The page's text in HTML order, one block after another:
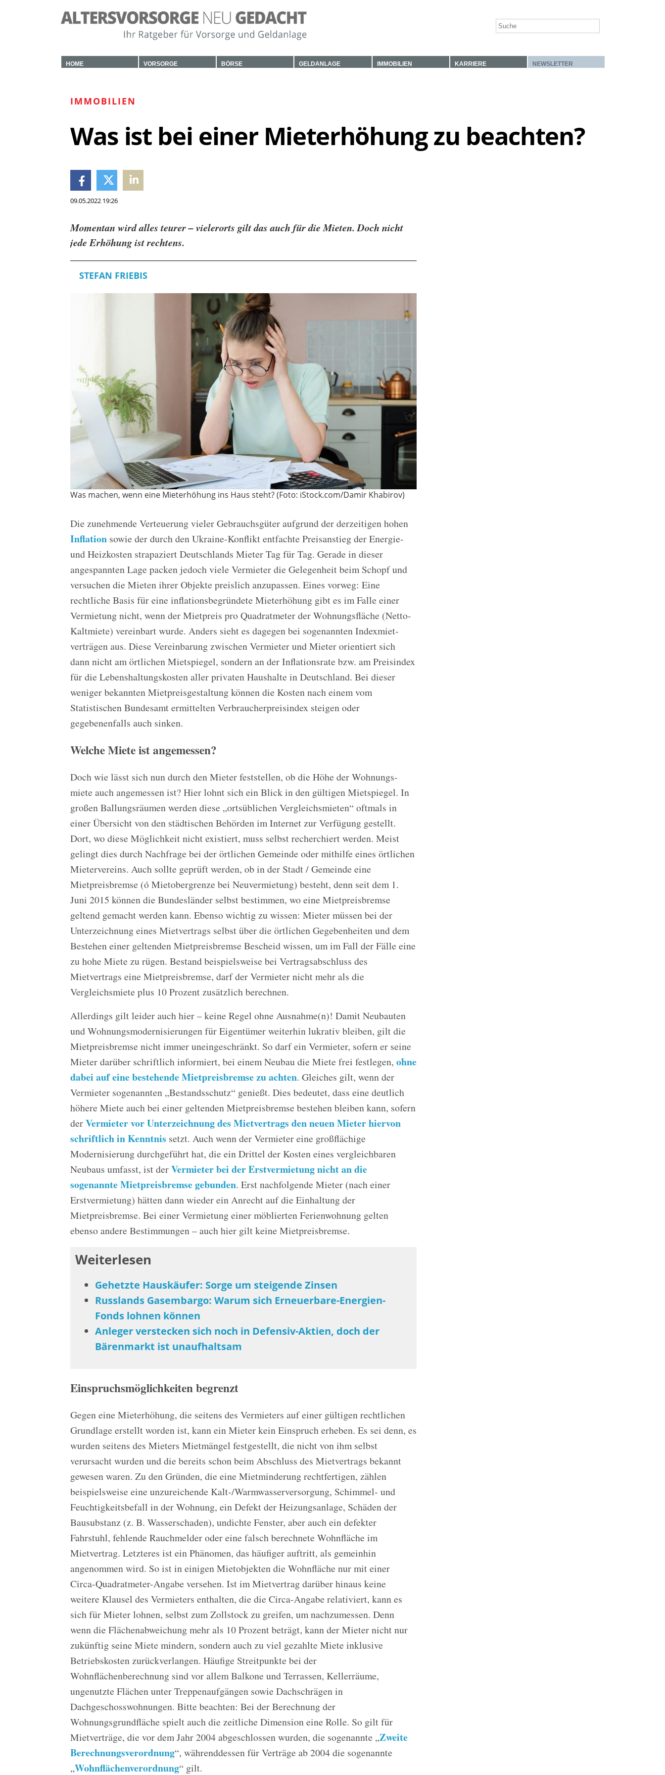
HOME VORSORGE BÖRSE GELDANLAGE IMMOBILIEN KARRIERE NEWSLETTER
IMMOBILIEN
Was ist bei einer Mieterhöhung zu beachten?
09.05.2022 19:26
Momentan wird alles teurer – vielerorts gilt das auch für die Mieten. Doch nicht
jede Erhöhung ist rechtens.
STEFAN FRIEBIS
Was machen, wenn eine Mieterhöhung ins Haus steht? (Foto: iStock.com/Damir Khabirov)
Die zunehmende Verteuerung vieler Gebrauchsgüter aufgrund der derzeitigen hohen
Inflation sowie der durch den Ukraine-Konflikt entfachte Preisanstieg der Energie-
und Heizkosten strapaziert Deutschlands Mieter Tag für Tag. Gerade in dieser
angespannten Lage packen jedoch viele Vermieter die Gelegenheit beim Schopf und
versuchen die Mieten ihrer Objekte preislich anzupassen. Eines vorweg: Eine
rechtliche Basis für eine inflationsbegründete Mieterhöhung gibt es im Falle einer
Vermietung nicht, wenn der Mietpreis pro Quadratmeter der Wohnungsfläche (Netto-
Kaltmiete) vereinbart wurde. Anders sieht es dagegen bei sogenannten Indexmiet-
verträgen aus. Diese Vereinbarung zwischen Vermieter und Mieter orientiert sich
dann nicht am örtlichen Mietspiegel, sondern an der Inflationsrate bzw. am Preisindex
für die Lebenshaltungskosten aller privaten Haushalte in Deutschland. Bei dieser
weniger bekannten Mietpreisgestaltung können die Kosten nach einem vom
Statistischen Bundesamt ermittelten Verbraucherpreisindex steigen oder
gegebenenfalls auch sinken.
Welche Miete ist angemessen?
Doch wie lässt sich nun durch den Mieter feststellen, ob die Höhe der Wohnungs-
miete auch angemessen ist? Hier lohnt sich ein Blick in den gültigen Mietspiegel. In
großen Ballungsräumen werden diese „ortsüblichen Vergleichsmieten“ oftmals in
einer Übersicht von den städtischen Behörden im Internet zur Verfügung gestellt.
Dort, wo diese Möglichkeit nicht existiert, muss selbst recherchiert werden. Meist
gelingt dies durch Nachfrage bei der örtlichen Gemeinde oder mithilfe eines örtlichen
Mietervereins. Auch sollte geprüft werden, ob in der Stadt / Gemeinde eine
Mietpreisbremse (ó Mietobergrenze bei Neuvermietung) besteht, denn seit dem 1.
Juni 2015 können die Bundesländer selbst bestimmen, wo eine Mietpreisbremse
geltend gemacht werden kann. Ebenso wichtig zu wissen: Mieter müssen bei der
Unterzeichnung eines Mietvertrags selbst über die örtlichen Gegebenheiten und dem
Bestehen einer geltenden Mietpreisbremse Bescheid wissen, um im Fall der Fälle eine
zu hohe Miete zu rügen. Bestand beispielsweise bei Vertragsabschluss des
Mietvertrags eine Mietpreisbremse, darf der Vermieter nicht mehr als die
Vergleichsmiete plus 10 Prozent zusätzlich berechnen.
Allerdings gilt leider auch hier – keine Regel ohne Ausnahme(n)! Damit Neubauten
und Wohnungsmodernisierungen für Eigentümer weiterhin lukrativ bleiben, gilt die
Mietpreisbremse nicht immer uneingeschränkt. So darf ein Vermieter, sofern er seine
Mieter darüber schriftlich informiert, bei einem Neubau die Miete frei festlegen, ohne
dabei auf eine bestehende Mietpreisbremse zu achten. Gleiches gilt, wenn der
Vermieter sogenannten „Bestandsschutz“ genießt. Dies bedeutet, dass eine deutlich
höhere Miete auch bei einer geltenden Mietpreisbremse bestehen bleiben kann, sofern
derVermieter vor Unterzeichnung des Mietvertrags den neuen Mieter hiervon
schriftlich in Kenntnis setzt. Auch wenn der Vermieter eine großflächige
Modernisierung durchgeführt hat, die ein Drittel der Kosten eines vergleichbaren
Neubaus umfasst, ist derVermieter bei der Erstvermietung nicht an die
sogenannte Mietpreisbremse gebunden. Erst nachfolgende Mieter (nach einer
Erstvermietung) hätten dann wieder ein Anrecht auf die Einhaltung der
Mietpreisbremse. Bei einer Vermietung einer möblierten Ferienwohnung gelten
ebenso andere Bestimmungen – auch hier gilt keine Mietpreisbremse.
Weiterlesen
Gehetzte Hauskäufer: Sorge um steigende Zinsen
Russlands Gasembargo: Warum sich Erneuerbare-Energien-
Fonds lohnen können
Anleger verstecken sich noch in Defensiv-Aktien, doch der
Bärenmarkt ist unaufhaltsam
Einspruchsmöglichkeiten begrenzt
Gegen eine Mieterhöhung, die seitens des Vermieters auf einer gültigen rechtlichen
Grundlage erstellt worden ist, kann ein Mieter kein Einspruch erheben. Es sei denn, es
wurden seitens des Mieters Mietmängel festgestellt, die nicht von ihm selbst
verursacht wurden und die bereits schon beim Abschluss des Mietvertrags bekannt
gewesen waren. Zu den Gründen, die eine Mietminderung rechtfertigen, zählen
beispielsweise eine unzureichende Kalt-/Warmwasserversorgung, Schimmel- und
Feuchtigkeitsbefall in der Wohnung, ein Defekt der Heizungsanlage, Schäden der
Bausubstanz (z. B. Wasserschaden), undichte Fenster, aber auch ein defekter
Fahrstuhl, fehlende Rauchmelder oder eine falsch berechnete Wohnfläche im
Mietvertrag. Letzteres ist ein Phänomen, das häufiger auftritt, als gemeinhin
angenommen wird. So ist in einigen Mietobjekten die Wohnfläche nur mit einer
Circa-Quadratmeter-Angabe versehen. Ist im Mietvertrag darüber hinaus keine
weitere Klausel des Vermieters enthalten, die die Circa-Angabe relativiert, kann es
sich für Mieter lohnen, selbst zum Zollstock zu greifen, um nachzumessen. Denn
wenn die Flächenabweichung mehr als 10 Prozent beträgt, kann der Mieter nicht nur
zukünftig seine Miete mindern, sondern auch zu viel gezahlte Miete inklusive
Betriebskosten zurückverlangen. Häufige Streitpunkte bei der
Wohnflächenberechnung sind vor allem Balkone und Terrassen, Kellerräume,
ungenutzte Flächen unter Treppenaufgängen sowie Dachschrägen in
Dachgeschosswohnungen. Bitte beachten: Bei der Berechnung der
Wohnungsgrundfläche spielt auch die zeitliche Dimension eine Rolle. So gilt für
Mietverträge, die vor dem Jahr 2004 abgeschlossen wurden, die sogenannte „Zweite
Berechnungsverordnung“, währenddessen für Verträge ab 2004 die sogenannte
„Wohnflächenverordnung“ gilt.